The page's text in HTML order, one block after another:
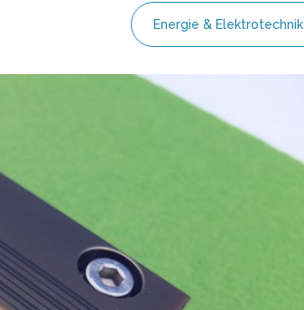
Energie & Elektrotechnik